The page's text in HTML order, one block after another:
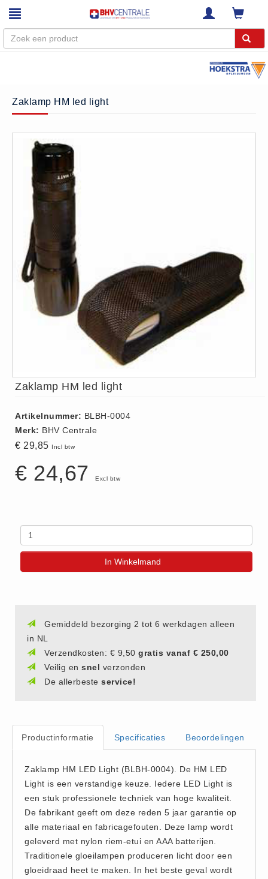
Home
Webshop
Trainingen
E-Learning
Diensten
Keuringen
RI&E
Plattegronden
VCA Trajecten
ISO 9001 Begeleiding
Evenementenveiligheid
Inspectiecentrale
Ons Team
Betalingsmogelijkheden
Privacy
Algemene Voorwaarden
AED
AED apparaten (11)
AED batterijen (12)
AED binnen - buiten kasten (11)
Beademings materialen (6)
BHV Kasten
BHV kasten (5)
BHV Kleding
BHV middelen
BHV kasten (0)
Evacuatie - Zaklampen (0)
Zaklamp HM led light
Zaklamp HM led light
Artikelnummer: BLBH-0004
Merk: BHV Centrale
€ 29,85 Incl btw
€ 24,67 Excl btw
In Winkelmand
Gemiddeld bezorging 2 tot 6 werkdagen alleen
in NL
Verzendkosten: € 9,50 gratis vanaf € 250,00
Veilig en snel verzonden
De allerbeste service!
Productinformatie Specificaties Beoordelingen
Zaklamp HM LED Light (BLBH-0004). De HM LED
Light is een verstandige keuze. Iedere LED Light is
een stuk professionele techniek van hoge kwaliteit.
De fabrikant geeft om deze reden 5 jaar garantie op
alle materiaal en fabricagefouten. Deze lamp wordt
geleverd met nylon riem-etui en AAA batterijen.
Traditionele gloeilampen produceren licht door een
gloeidraad heet te maken. In het beste geval wordt